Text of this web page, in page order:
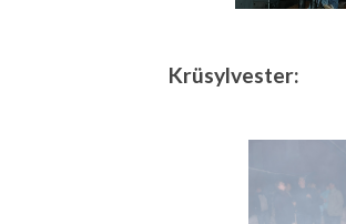
Krüsylvester: